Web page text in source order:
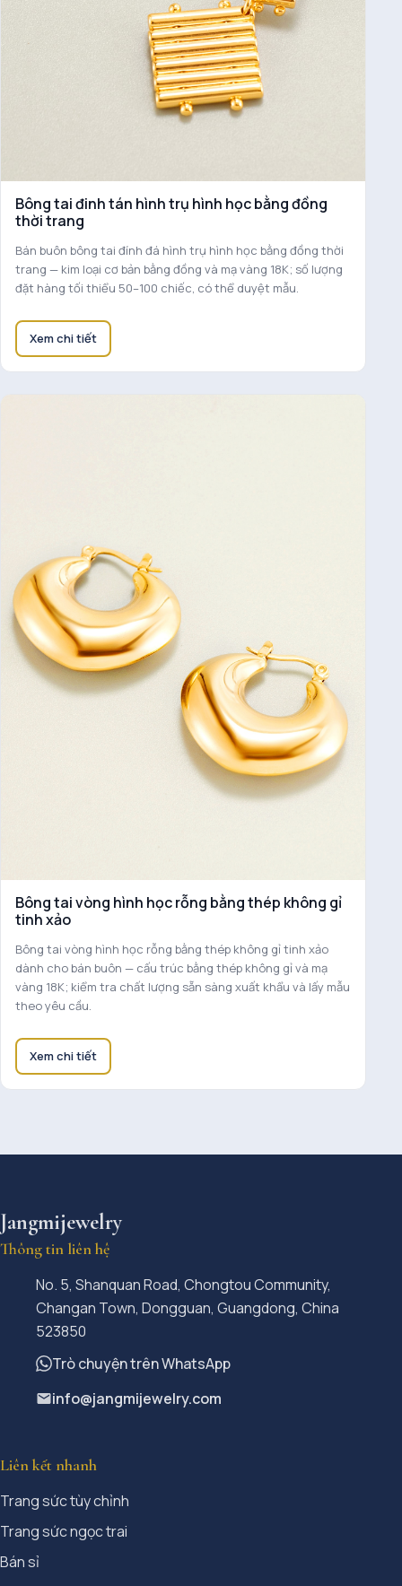
Bông tai đinh tán hình trụ hình học bằng đồng
thời trang
Bán buôn bông tai đính đá hình trụ hình học bằng đồng thời
trang — kim loại cơ bản bằng đồng và mạ vàng 18K; số lượng
đặt hàng tối thiểu 50–100 chiếc, có thể duyệt mẫu.
Xem chi tiết
Bông tai vòng hình học rỗng bằng thép không gỉ
tinh xảo
Bông tai vòng hình học rỗng bằng thép không gỉ tinh xảo
dành cho bán buôn — cấu trúc bằng thép không gỉ và mạ
vàng 18K; kiểm tra chất lượng sẵn sàng xuất khẩu và lấy mẫu
theo yêu cầu.
Xem chi tiết
Jangmijewelry
Thông tin liên hệ
No. 5, Shanquan Road, Chongtou Community,
Changan Town, Dongguan, Guangdong, China
523850
Trò chuyện trên WhatsApp
info@jangmijewelry.com
Liên kết nhanh
Trang sức tùy chỉnh
Trang sức ngọc trai
Bán sỉ